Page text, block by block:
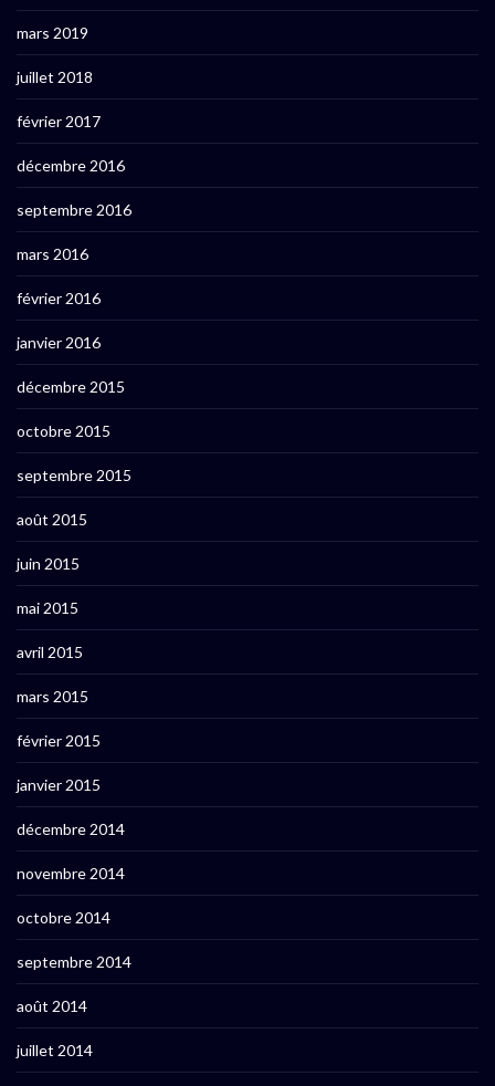
mars 2019
juillet 2018
février 2017
décembre 2016
septembre 2016
mars 2016
février 2016
janvier 2016
décembre 2015
octobre 2015
septembre 2015
août 2015
juin 2015
mai 2015
avril 2015
mars 2015
février 2015
janvier 2015
décembre 2014
novembre 2014
octobre 2014
septembre 2014
août 2014
juillet 2014